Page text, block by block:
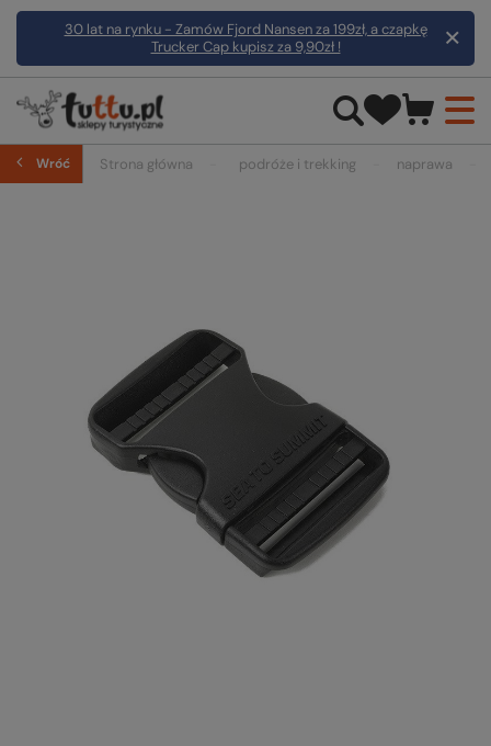
30 lat na rynku - Zamów Fjord Nansen za 199zł, a czapkę
Trucker Cap kupisz za 9,90zł !
Wróć Strona główna podróże i trekking naprawa